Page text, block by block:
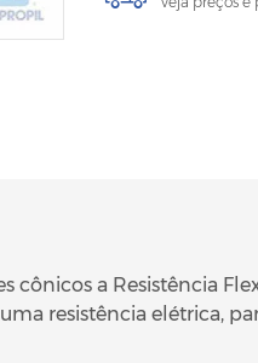
cônicos a Resistência
resistência elétrica,